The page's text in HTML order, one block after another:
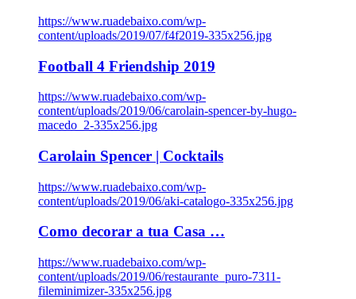
https://www.ruadebaixo.com/wp-
content/uploads/2019/07/f4f2019-335x256.jpg
Football 4 Friendship 2019
https://www.ruadebaixo.com/wp-
content/uploads/2019/06/carolain-spencer-by-hugo-
macedo_2-335x256.jpg
Carolain Spencer | Cocktails
https://www.ruadebaixo.com/wp-
content/uploads/2019/06/aki-catalogo-335x256.jpg
Como decorar a tua Casa …
https://www.ruadebaixo.com/wp-
content/uploads/2019/06/restaurante_puro-7311-
fileminimizer-335x256.jpg